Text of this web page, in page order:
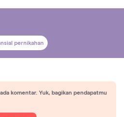
pernikahan
komentar. Yuk, bagikan pendapatmu